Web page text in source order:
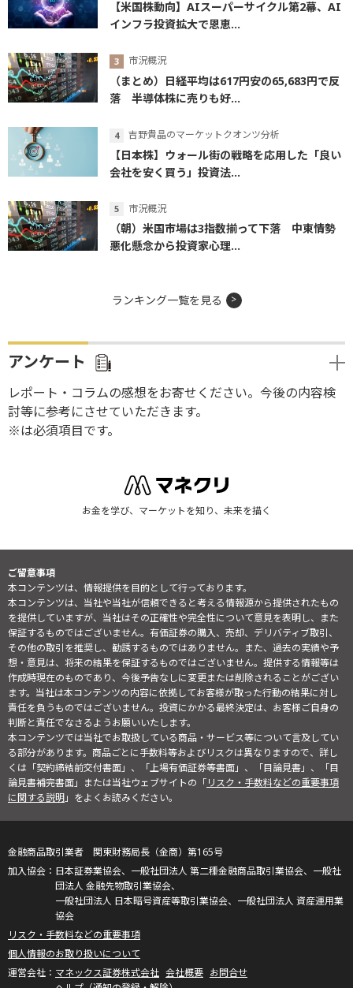
【米国株動向】AIスーパーサイクル第2幕、AI
インフラ投資拡大で恩恵...
市況概況
（まとめ）日経平均は617円安の65,683円で反
落 半導体株に売りも好...
吉野貴晶のマーケットクオンツ分析
【日本株】ウォール街の戦略を応用した「良い
会社を安く買う」投資法...
市況概況
（朝）米国市場は3指数揃って下落 中東情勢
悪化懸念から投資家心理...
ランキング一覧を見る
アンケート
レポート・コラムの感想をお寄せください。今後の内容検
討等に参考にさせていただきます。
※は必須項目です。
お金を学び、マーケットを知り、未来を描く
ご留意事項
本コンテンツは、情報提供を目的として行っております。
本コンテンツは、当社や当社が信頼できると考える情報源から提供されたもの
を提供していますが、当社はその正確性や完全性について意見を表明し、また
保証するものではございません。有価証券の購入、売却、デリバティブ取引、
その他の取引を推奨し、勧誘するものではありません。また、過去の実績や予
想・意見は、将来の結果を保証するものではございません。提供する情報等は
作成時現在のものであり、今後予告なしに変更または削除されることがござい
ます。当社は本コンテンツの内容に依拠してお客様が取った行動の結果に対し
責任を負うものではございません。投資にかかる最終決定は、お客様ご自身の
判断と責任でなさるようお願いいたします。
本コンテンツでは当社でお取扱している商品・サービス等について言及してい
る部分があります。商品ごとに手数料等およびリスクは異なりますので、詳し
くは「契約締結前交付書面」、「上場有価証券等書面」、「目論見書」、「目
論見書補完書面」または当社ウェブサイトの「リスク・手数料などの重要事項
に関する説明」をよくお読みください。
金融商品取引業者 関東財務局長（金商）第165号
日本証券業協会、一般社団法人 第二種金融商品取引業協会、一般社
団法人 金融先物取引業協会、
一般社団法人 日本暗号資産等取引業協会、一般社団法人 資産運用業
協会
リスク・手数料などの重要事項
個人情報のお取り扱いについて
マネックス証券株式会社 会社概要 お問合せ